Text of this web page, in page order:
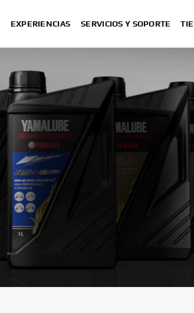
EXPERIENCIAS SERVICIOS Y SOPORTE